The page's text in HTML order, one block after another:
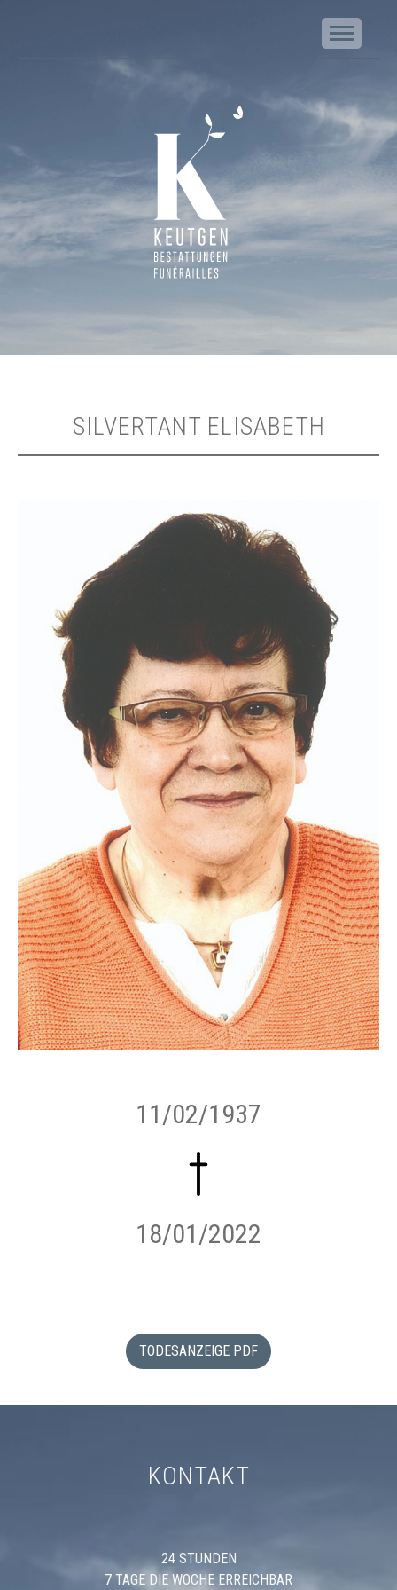
Keutgen | Bestattungen - Funérailles
SILVERTANT ELISABETH
11/02/1937
18/01/2022
TODESANZEIGE PDF
KONTAKT
24 STUNDEN
7 TAGE DIE WOCHE ERREICHBAR